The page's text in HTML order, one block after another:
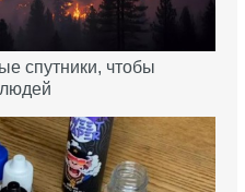
спутники, чтобы